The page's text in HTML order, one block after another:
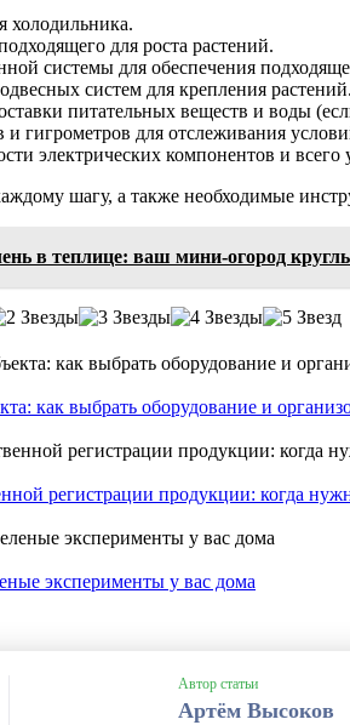
холодильника.
для роста растений.
системы для обеспечения
систем для крепления растений.
питательных веществ и воды
и гигрометров для отслеживания
электрических компонентов и всего
шагу, а также необходимые
в теплице: ваш мини-огород
как выбрать оборудование и
регистрации продукции: когда
эксперименты у вас дома
Автор статьи
Артём Высоков